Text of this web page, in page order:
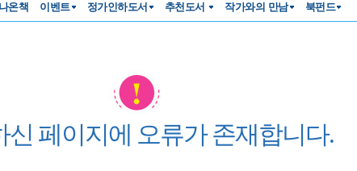
온책 이벤트 정가인하도서 추천도서 작가와의 만남 북펀드
신 페이지에 오류가 존재합니다.